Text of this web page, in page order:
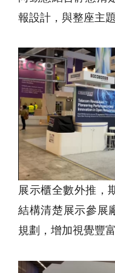
報設計，與整座主
展示櫃全數外推，
結構清楚展示參展
規劃，增加視覺豐富